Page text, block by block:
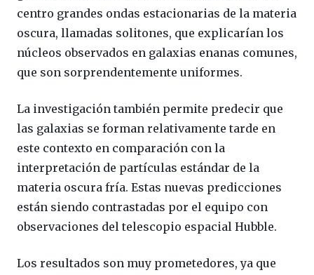
centro grandes ondas estacionarias de la materia
oscura, llamadas solitones, que explicarían los
núcleos observados en galaxias enanas comunes,
que son sorprendentemente uniformes.
La investigación también permite predecir que
las galaxias se forman relativamente tarde en
este contexto en comparación con la
interpretación de partículas estándar de la
materia oscura fría. Estas nuevas predicciones
están siendo contrastadas por el equipo con
observaciones del telescopio espacial Hubble.
Los resultados son muy prometedores, ya que